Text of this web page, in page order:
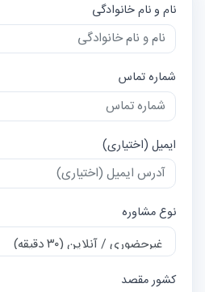
نام و نام خانوادگی
شماره تماس
ایمیل (اختیاری)
نوع مشاوره
کشور مقصد